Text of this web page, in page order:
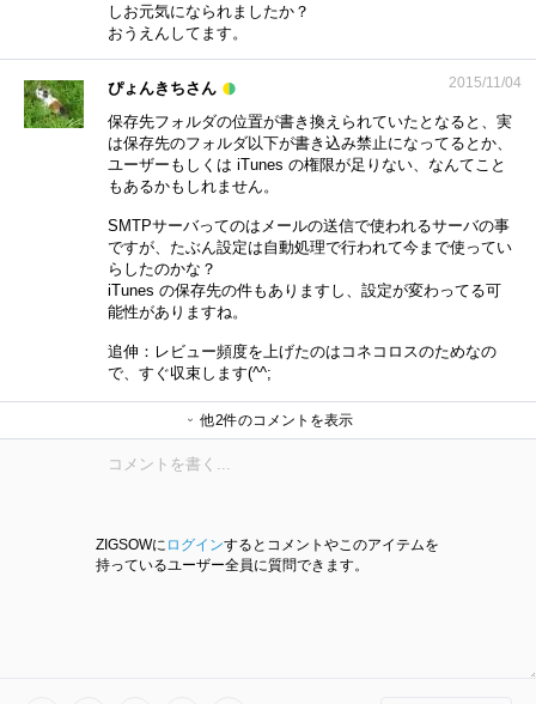
しお元気になられましたか？
おうえんしてます。
ぴょんきちさん 2015/11/04
保存先フォルダの位置が書き換えられていたとなると、実
は保存先のフォルダ以下が書き込み禁止になってるとか、
ユーザーもしくは iTunes の権限が足りない、なんてこと
もあるかもしれません。
SMTPサーバってのはメールの送信で使われるサーバの事
ですが、たぶん設定は自動処理で行われて今まで使ってい
らしたのかな？
iTunes の保存先の件もありますし、設定が変わってる可
能性がありますね。
追伸：レビュー頻度を上げたのはコネコロスのためなの
で、すぐ収束します(^^;
takamizuさん
フェレンギさん他2件のコメントを表示
ZIGSOWに ログインするとコメントやこのアイテムを
持っているユーザー全員に質問できます。